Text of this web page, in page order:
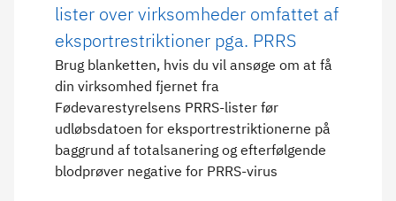
lister over virksomheder omfattet af
eksportrestriktioner pga. PRRS
Brug blanketten, hvis du vil ansøge om at få
din virksomhed fjernet fra
Fødevarestyrelsens PRRS-lister før
udløbsdatoen for eksportrestriktionerne på
baggrund af totalsanering og efterfølgende
blodprøver negative for PRRS-virus